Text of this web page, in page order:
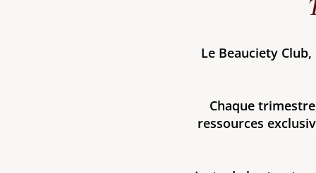
Le Beauciety Club,
Chaque
ressources